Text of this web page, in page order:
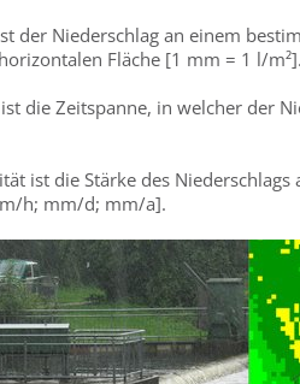
der Niederschlag an einem
Fläche [1 mm = 1 l/m²].
die Zeitspanne, in welcher der
ist die Stärke des
h; mm/d; mm/a].